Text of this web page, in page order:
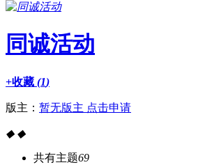
同诚活动
+收藏 (1)
版主： 暂无版主 点击申请
◆ ◆
共有主题69